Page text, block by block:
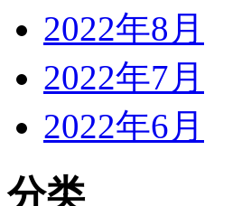
2022年8月
2022年7月
2022年6月
分类